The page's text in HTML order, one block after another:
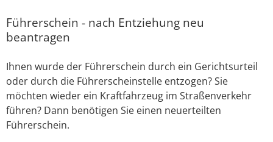
Führerschein - nach Entziehung neu
beantragen
Ihnen wurde der Führerschein durch ein Gerichtsurteil
oder durch die Führerscheinstelle entzogen? Sie
möchten wieder ein Kraftfahrzeug im Straßenverkehr
führen? Dann benötigen Sie einen neuerteilten
Führerschein.